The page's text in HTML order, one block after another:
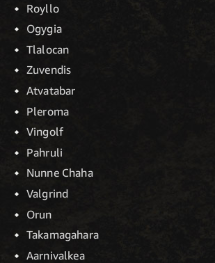
Royllo
Ogygia
Tlalocan
Zuvendis
Atvatabar
Pleroma
Vingolf
Pahruli
Nunne Chaha
Valgrind
Orun
Takamagahara
Aarnivalkea